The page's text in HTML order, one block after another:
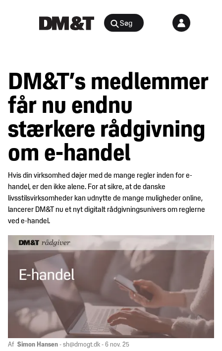
Agenter &
Distributører
Arbejdsmiljø
Bæredygtighed
samfundsansvar
Digital
Handelsjura
HR-
International
handel
Internationalt
juridisk
netværk
Kemi
Arrangementer
Nyheder
&
indsigt
medlemsportal
Medlemskab
fordele
medlem
Ramme- og
rabataftaler
Vores
medlemmer
Betingelser
Om
os
Hvem
er
DM&T?
DM&T's
bestyrelse
DM&T's
Politik
DM&T's
politiske
arbejde
Politiske
Kontakt
Søg
DM&T’s medlemmer
får nu endnu
stærkere rådgivning
om e-handel
Hvis din virksomhed døjer med de mange regler inden for e-
handel, er den ikke alene. For at sikre, at de danske
livsstilsvirksomheder kan udnytte de mange muligheder online,
lancerer DM&T nu et nyt digitalt rådgivningsunivers om reglerne
ved e-handel.
Af Simon Hansen - sh@dmogt.dk - 6 nov. 25